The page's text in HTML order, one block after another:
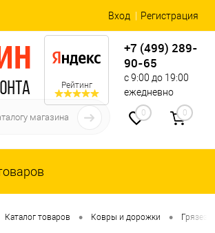
Вход Регистрация
Рейтинг
+7 (499) 289-
90-65
с 9:00 до 19:00
ежедневно
0 0
Каталог товаров • Ковры и дорожки •